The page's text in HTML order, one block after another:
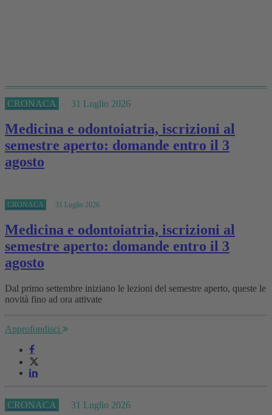
CRONACA 31 Luglio 2026
Medicina e odontoiatria, iscrizioni al
semestre aperto: domande entro il 3
agosto
CRONACA 31 Luglio 2026
Medicina e odontoiatria, iscrizioni al
semestre aperto: domande entro il 3
agosto
Dal primo settembre iniziano le lezioni del semestre aperto, queste le
novità fino ad ora attivate
Approfondisci
CRONACA 31 Luglio 2026